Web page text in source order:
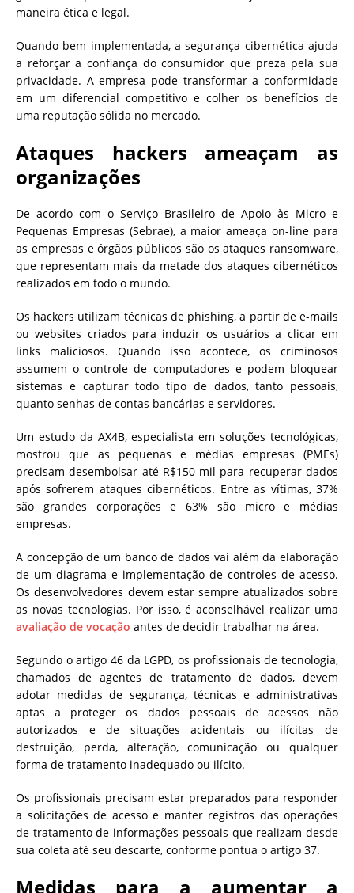
maneira ética e legal.
Quando bem implementada, a segurança cibernética ajuda
a reforçar a confiança do consumidor que preza pela sua
privacidade. A empresa pode transformar a conformidade
em um diferencial competitivo e colher os benefícios de
uma reputação sólida no mercado.
Ataques hackers ameaçam as
organizações
De acordo com o Serviço Brasileiro de Apoio às Micro e
Pequenas Empresas (Sebrae), a maior ameaça on-line para
as empresas e órgãos públicos são os ataques ransomware,
que representam mais da metade dos ataques cibernéticos
realizados em todo o mundo.
Os hackers utilizam técnicas de phishing, a partir de e-mails
ou websites criados para induzir os usuários a clicar em
links maliciosos. Quando isso acontece, os criminosos
assumem o controle de computadores e podem bloquear
sistemas e capturar todo tipo de dados, tanto pessoais,
quanto senhas de contas bancárias e servidores.
Um estudo da AX4B, especialista em soluções tecnológicas,
mostrou que as pequenas e médias empresas (PMEs)
precisam desembolsar até R$150 mil para recuperar dados
após sofrerem ataques cibernéticos. Entre as vítimas, 37%
são grandes corporações e 63% são micro e médias
empresas.
A concepção de um banco de dados vai além da elaboração
de um diagrama e implementação de controles de acesso.
Os desenvolvedores devem estar sempre atualizados sobre
as novas tecnologias. Por isso, é aconselhável realizar uma
avaliação de vocação antes de decidir trabalhar na área.
Segundo o artigo 46 da LGPD, os profissionais de tecnologia,
chamados de agentes de tratamento de dados, devem
adotar medidas de segurança, técnicas e administrativas
aptas a proteger os dados pessoais de acessos não
autorizados e de situações acidentais ou ilícitas de
destruição, perda, alteração, comunicação ou qualquer
forma de tratamento inadequado ou ilícito.
Os profissionais precisam estar preparados para responder
a solicitações de acesso e manter registros das operações
de tratamento de informações pessoais que realizam desde
sua coleta até seu descarte, conforme pontua o artigo 37.
Medidas para a aumentar a